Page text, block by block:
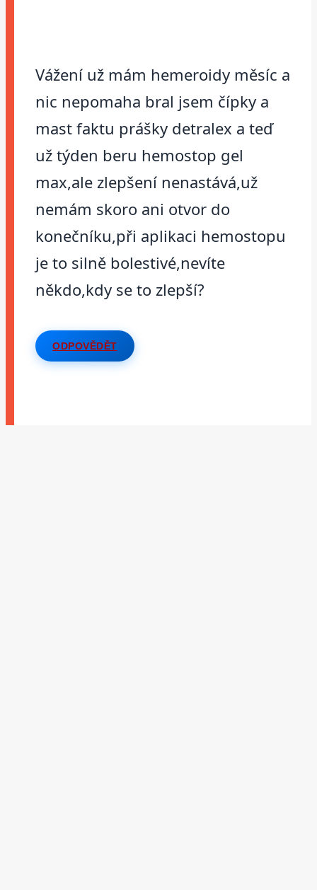
Vážení už mám hemeroidy měsíc a
nic nepomaha bral jsem čípky a
mast faktu prášky detralex a teď
už týden beru hemostop gel
max,ale zlepšení nenastává,už
nemám skoro ani otvor do
konečníku,při aplikaci hemostopu
je to silně bolestivé,nevíte
někdo,kdy se to zlepší?
ODPOVĚDĚT